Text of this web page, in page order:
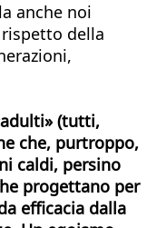
anche noi
della
(tutti,
che, purtroppo,
caldi, persino
progettano per
efficacia dalla